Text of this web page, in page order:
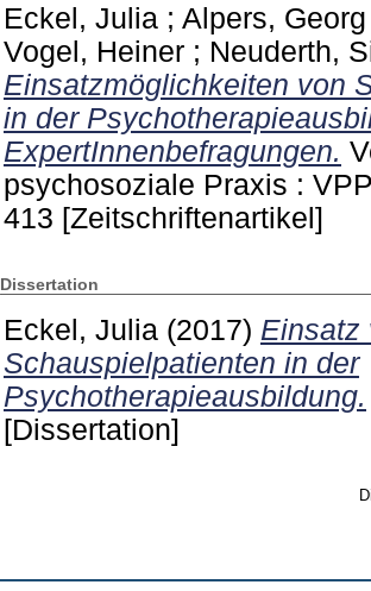
Eckel, Julia ; Alpers,
Vogel, Heiner ; Neuderth,
Einsatzmöglichkeiten von
in der
ExpertInnenbefragungen.
psychosoziale Praxis :
413 [Zeitschriftenartikel]
Dissertation
Eckel, Julia (2017) Einsatz
Schauspielpatienten in der
Psychotherapieausbildung.
[Dissertation]